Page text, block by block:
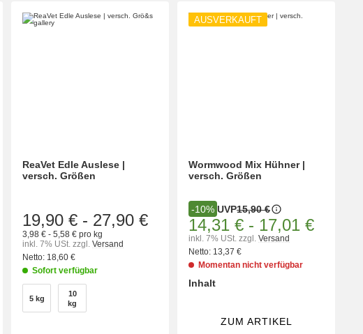
ReaVet Edle Auslese |
versch. Größen
19,90 € - 27,90 €
3,98 € - 5,58 € pro kg
inkl. 7% USt. zzgl. Versand
Netto: 18,60 €
Sofort verfügbar
wählen
5 kg
5 kg
10
kg10 kg
AUSVERKAUFT
Wormwood Mix Hühner |
versch. Größen
-10% UVP15,90 €
14,31 € - 17,01 €
inkl. 7% USt. zzgl. Versand
Netto: 13,37 €
Momentan nicht verfügbar
Inhalt
ZUM ARTIKEL